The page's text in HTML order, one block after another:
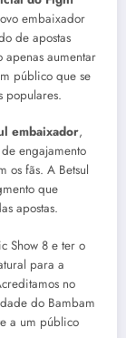
embaixador
de apostas
apenas aumentar
público que se
populares.
embaixador,
engajamento
os fãs. A Betsul
que
apostas.
Show 8 e ter o
para a
no
do Bambam
a um público